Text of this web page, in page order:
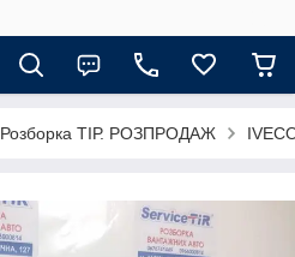
Розборка ТІР. РОЗПРОДАЖ